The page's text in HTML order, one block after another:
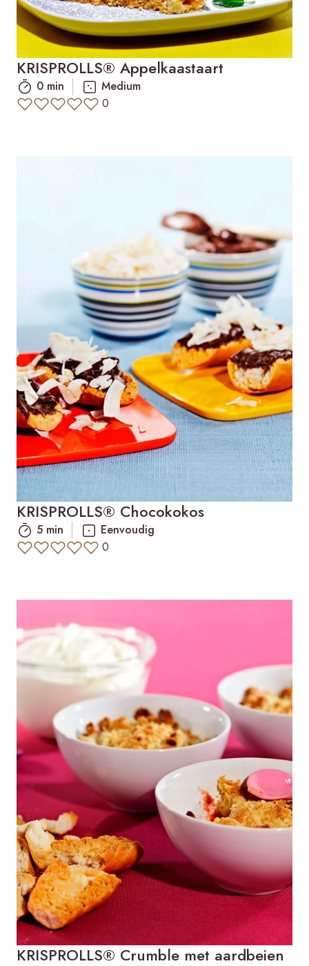
KRISPROLLS® Appelkaastaart
0 min
Medium
0
KRISPROLLS® Chocokokos
5 min
Eenvoudig
0
KRISPROLLS® Crumble met aardbeien